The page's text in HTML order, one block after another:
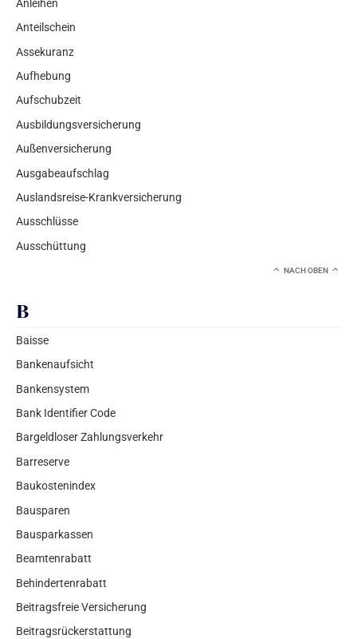
Anleihen
Anteilschein
Assekuranz
Aufhebung
Aufschubzeit
Ausbildungsversicherung
Außenversicherung
Ausgabeaufschlag
Auslandsreise-Krankversicherung
Ausschlüsse
Ausschüttung
NACH OBEN
B
Baisse
Bankenaufsicht
Bankensystem
Bank Identifier Code
Bargeldloser Zahlungsverkehr
Barreserve
Baukostenindex
Bausparen
Bausparkassen
Beamtenrabatt
Behindertenrabatt
Beitragsfreie Versicherung
Beitragsrückerstattung